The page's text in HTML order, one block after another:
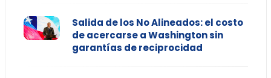
Salida de los No Alineados: el costo
de acercarse a Washington sin
garantías de reciprocidad